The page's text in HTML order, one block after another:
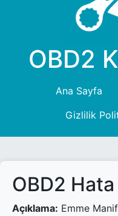
OBD2
Ana Sayfa
Gizlilik
OBD2
Açıklama: Emme